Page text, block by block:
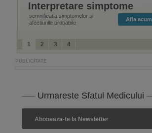
Interpretare simptome
semnificatia simptomelor si
afectiunile probabile
Afla acum
1 2 3 4
Urmareste Sfatul Medicului
Aboneaza-te la Newsletter